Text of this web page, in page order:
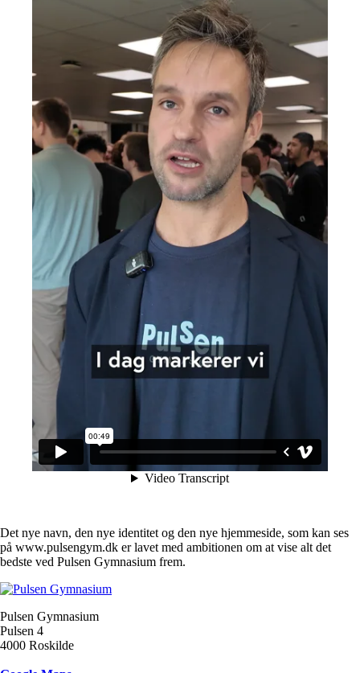
Det nye navn, den nye identitet og den nye hjemmeside, som kan ses
på www.pulsengym.dk er lavet med ambitionen om at vise alt det
bedste ved Pulsen Gymnasium frem.
Pulsen Gymnasium
Pulsen 4
4000 Roskilde